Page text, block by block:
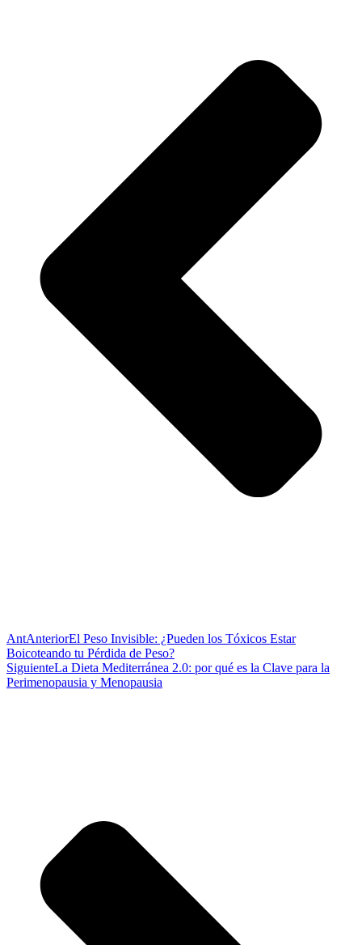
AntAnteriorEl Peso Invisible: ¿Pueden los Tóxicos Estar
Boicoteando tu Pérdida de Peso?
SiguienteLa Dieta Mediterránea 2.0: por qué es la Clave para la
Perimenopausia y Menopausia